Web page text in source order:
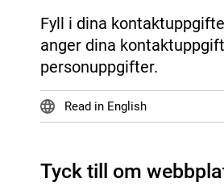
Fyll i dina
anger dina
personuppgifter.
Read in English
Tyck till om